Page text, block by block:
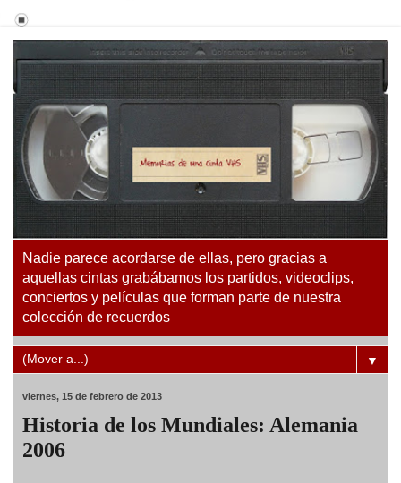
Nadie parece acordarse de ellas, pero gracias a
aquellas cintas grabábamos los partidos, videoclips,
conciertos y películas que forman parte de nuestra
colección de recuerdos
▼
viernes, 15 de febrero de 2013
Historia de los Mundiales: Alemania
2006